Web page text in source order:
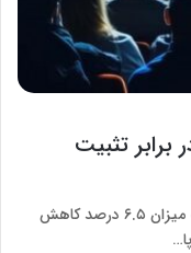
تثبیت
فروش گیشه سینماهای آلمان در سال ۲۰۲۴ به میزان ۶.۵ درصد کاهش